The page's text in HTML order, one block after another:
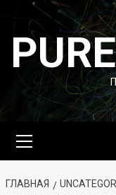
Перейти
содержимому
меню
ГЛАВНАЯ